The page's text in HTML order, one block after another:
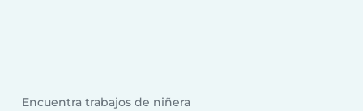
Encuentra trabajos de niñera